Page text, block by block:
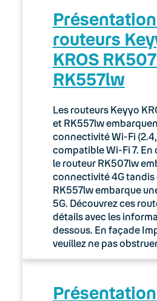
routeurs
KROS
RK557lw
Les routeurs Keyyo
et RK557lw
connectivité Wi-Fi (2.4,
compatible Wi-Fi 7. En
le routeur RK507lw
connectivité 4G tandis
RK557lw embarque
5G. Découvrez ces
détails avec les
dessous. En façade
veuillez ne pas